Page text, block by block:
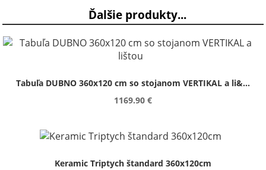
Ďalšie produkty...
Tabuľa DUBNO 360x120 cm so stojanom VERTIKAL a li&...
1169.90 €
Keramic Triptych štandard 360x120cm